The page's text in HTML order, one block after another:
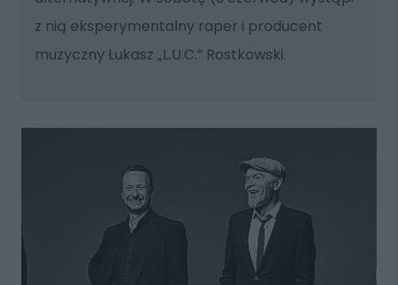
z nią eksperymentalny raper i producent
muzyczny Łukasz „L.U.C.” Rostkowski.